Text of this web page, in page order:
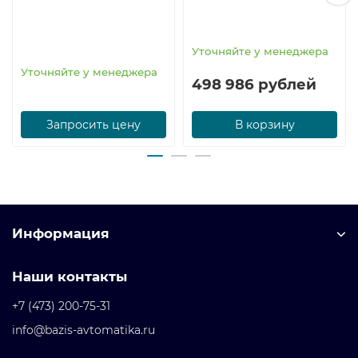
Уточняйте у менеджера
Запросить цену
Уточняйте у менеджера
498 986 рублей
В корзину
Информация
Наши контакты
+7 (473) 200-75-31
info@bazis-avtomatika.ru